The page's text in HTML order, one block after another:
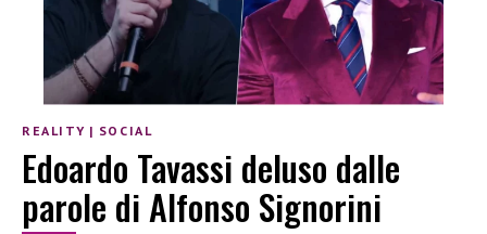
REALITY | SOCIAL
Edoardo Tavassi deluso dalle
parole di Alfonso Signorini